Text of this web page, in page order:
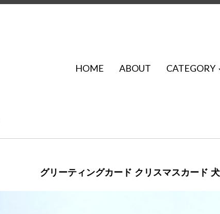
HOME ABOUT CATEGORY
グリーティングカード クリスマスカード